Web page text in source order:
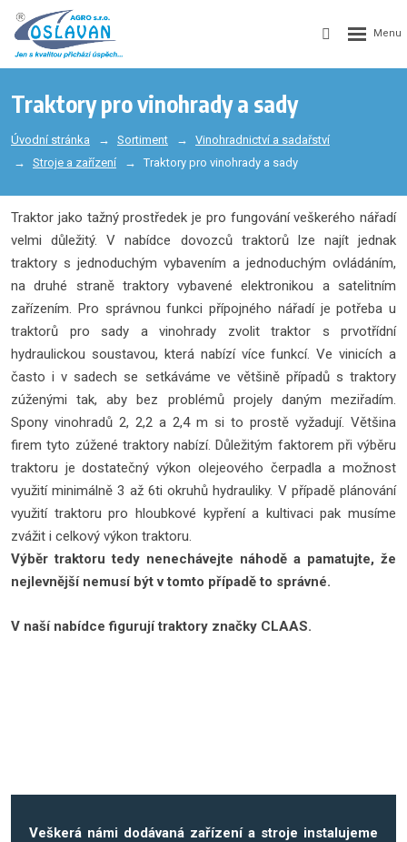
Traktory pro vinohrady a sady
Úvodní stránka Sortiment
Vinohradnictví a sadařství
Stroje a zařízení
Traktory pro vinohrady a sady
Traktor jako tažný prostředek je pro fungování veškerého nářadí
velmi důležitý. V nabídce dovozců traktorů lze najít jednak
traktory s jednoduchým vybavením a jednoduchým ovládáním,
na druhé straně traktory vybavené elektronikou a satelitním
zařízením. Pro správnou funkci přípojného nářadí je potřeba u
traktorů pro sady a vinohrady zvolit traktor s prvotřídní
hydraulickou soustavou, která nabízí více funkcí. Ve vinicích a
často i v sadech se setkáváme ve většině případů s traktory
zúženými tak, aby bez problémů projely daným meziřadím.
Spony vinohradů 2, 2,2 a 2,4 m si to prostě vyžadují. Většina
firem tyto zúžené traktory nabízí. Důležitým faktorem při výběru
traktoru je dostatečný výkon olejeového čerpadla a možnost
využití minimálně 3 až 6ti okruhů hydrauliky. V případě plánování
využití traktoru pro hloubkové kypření a kultivaci pak musíme
zvážit i celkový výkon traktoru.
Výběr traktoru tedy nenechávejte náhodě a pamatujte, že
nejlevnější nemusí být v tomto případě to správné.
V naší nabídce figurují traktory značky CLAAS.
Veškerá námi dodávaná zařízení a stroje instalujeme